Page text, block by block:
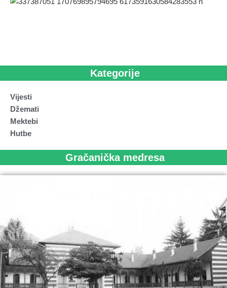
Kategorije
Vijesti
Džemati
Mektebi
Hutbe
Gračanička medresa